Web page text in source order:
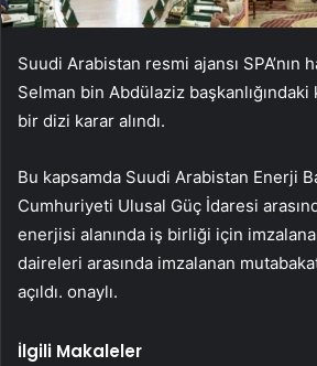
Suudi Arabistan resmi ajansı SPA’nın
Selman bin Abdülaziz başkanlığındaki
bir dizi karar alındı.
Bu kapsamda Suudi Arabistan Enerji
Cumhuriyeti Ulusal Güç İdaresi
enerjisi alanında iş birliği için
daireleri arasında imzalanan
açıldı. onaylı.
İlgili Makaleler